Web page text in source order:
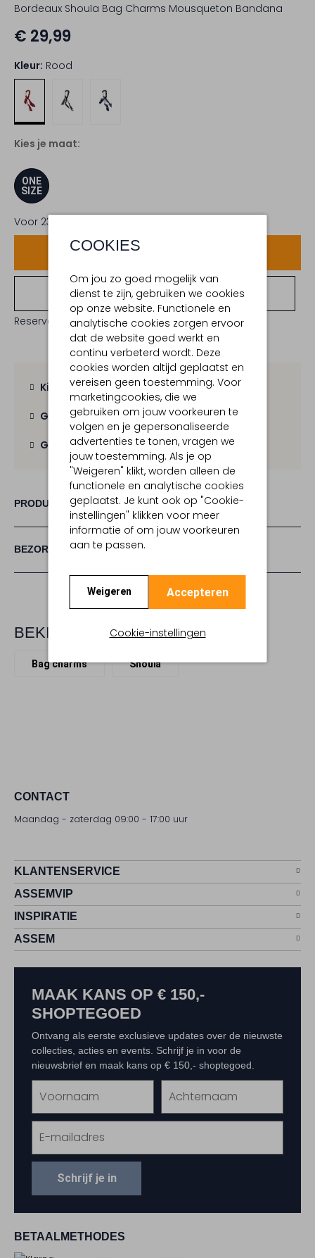
COOKIES
Om jou zo goed mogelijk van
dienst te zijn, gebruiken we cookies
op onze website. Functionele en
analytische cookies zorgen ervoor
dat de website goed werkt en
continu verbeterd wordt. Deze
cookies worden altijd geplaatst en
vereisen geen toestemming. Voor
marketingcookies, die we
gebruiken om jouw voorkeuren te
volgen en je gepersonaliseerde
advertenties te tonen, vragen we
jouw toestemming. Als je op
"Weigeren" klikt, worden alleen de
functionele en analytische cookies
geplaatst. Je kunt ook op "Cookie-
instellingen" klikken voor meer
informatie of om jouw voorkeuren
aan te passen.
Weigeren Accepteren
Cookie-instellingen
Bordeaux Shouïa Bag Charms Mousqueton Bandana
€ 29,99
Kleur: Rood
Kies je maat:
ONE
SIZE
Voor 23:59 uur besteld,
Voeg toe
Bekijk winkelvoorraad
Reserveer direct in een van onze 19 boutiques
Kies zelf je bezorgmoment
Gratis verzendingvanaf € 100,-
Gratis retourbinnen 30 dagen
PRODUCT INFORMATIE
BEZORGEN & RETOURNEREN
BEKIJK MEER
Bag charms Shouïa
CONTACT
Maandag - zaterdag 09:00 - 17:00 uur
KLANTENSERVICE
ASSEMVIP
INSPIRATIE
ASSEM
BETAALMETHODES
MAAK KANS OP € 150,-
SHOPTEGOED
Ontvang als eerste exclusieve updates over de nieuwste
collecties, acties en events. Schrijf je in voor de
nieuwsbrief en maak kans op € 150,- shoptegoed.
Schrijf je in